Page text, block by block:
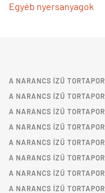
Egyéb nyersanyagok
A NARANCS ÍZŰ TORTAPOR
A NARANCS ÍZŰ TORTAPOR
A NARANCS ÍZŰ TORTAPOR
A NARANCS ÍZŰ TORTAPOR
A NARANCS ÍZŰ TORTAPOR
A NARANCS ÍZŰ TORTAPOR
A NARANCS ÍZŰ TORTAPOR
A NARANCS ÍZŰ TORTAPOR